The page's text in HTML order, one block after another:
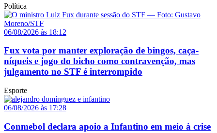
Política
06/08/2026 às 18:12
Fux vota por manter exploração de bingos, caça-
níqueis e jogo do bicho como contravenção, mas
julgamento no STF é interrompido
Esporte
06/08/2026 às 17:28
Conmebol declara apoio a Infantino em meio à crise